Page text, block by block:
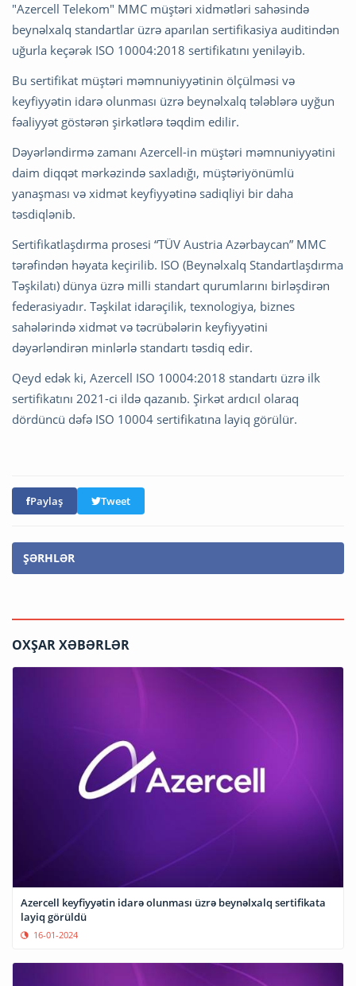
"Azercell Telekom" MMC müştəri xidmətləri sahəsində
beynəlxalq standartlar üzrə aparılan sertifikasiya auditindən
uğurla keçərək ISO 10004:2018 sertifikatını yeniləyib.
Bu sertifikat müştəri məmnuniyyətinin ölçülməsi və
keyfiyyətin idarə olunması üzrə beynəlxalq tələblərə uyğun
fəaliyyət göstərən şirkətlərə təqdim edilir.
Dəyərləndirmə zamanı Azercell-in müştəri məmnuniyyətini
daim diqqət mərkəzində saxladığı, müştəriyönümlü
yanaşması və xidmət keyfiyyətinə sadiqliyi bir daha
təsdiqlənib.
Sertifikatlaşdırma prosesi “TÜV Austria Azərbaycan” MMC
tərəfindən həyata keçirilib. ISO (Beynəlxalq Standartlaşdırma
Təşkilatı) dünya üzrə milli standart qurumlarını birləşdirən
federasiyadır. Təşkilat idarəçilik, texnologiya, biznes
sahələrində xidmət və təcrübələrin keyfiyyətini
dəyərləndirən minlərlə standartı təsdiq edir.
Qeyd edək ki, Azercell ISO 10004:2018 standartı üzrə ilk
sertifikatını 2021-ci ildə qazanıb. Şirkət ardıcıl olaraq
dördüncü dəfə ISO 10004 sertifikatına layiq görülür.
Paylaş Tweet
ŞƏRHLƏR
OXŞAR XƏBƏRLƏR
Azercell keyfiyyətin idarə olunması üzrə beynəlxalq sertifikata
layiq görüldü
16-01-2024